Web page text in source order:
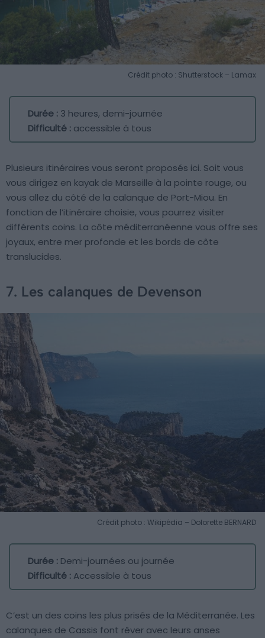
Crédit photo : Shutterstock – Lamax
Durée : 3 heures, demi-journée
Difficulté : accessible à tous
Plusieurs itinéraires vous seront proposés ici. Soit vous
vous dirigez en kayak de Marseille à la pointe rouge, ou
vous allez du côté de la calanque de Port-Miou. En
fonction de l’itinéraire choisie, vous pourrez visiter
différents coins. La côte méditerranéenne vous offre ses
joyaux, entre mer profonde et les bords de côte
translucides.
7. Les calanques de Devenson
Crédit photo : Wikipédia – Dolorette BERNARD
Durée : Demi-journées ou journée
Difficulté : Accessible à tous
C’est un des coins les plus prisés de la Méditerranée. Les
calanques de Cassis font rêver avec leurs anses